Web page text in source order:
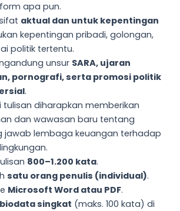
apa pun.
aktual dan untuk kepentingan
kepentingan pribadi, golongan,
politik tertentu.
unsur SARA, ujaran
pornografi, serta promosi politik
.
tulisan diharapkan memberikan
dan wawasan baru tentang
jawab lembaga keuangan terhadap
800–1.200 kata.
satu orang penulis (individual).
Microsoft Word atau PDF.
biodata singkat (maks. 100 kata) di